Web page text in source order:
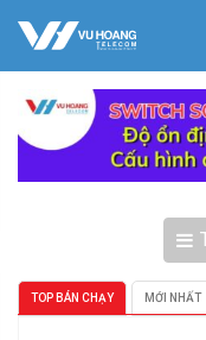
TOP BÁN CHẠY MỚI NHẤT